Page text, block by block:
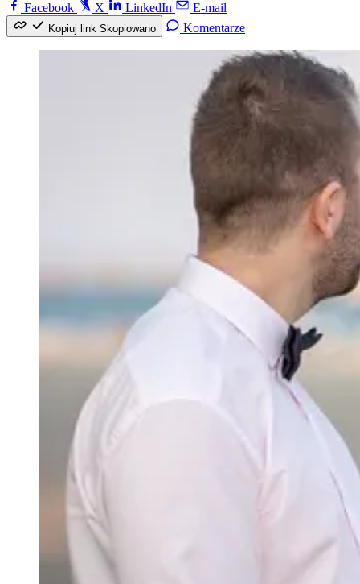
Facebook
X LinkedIn E-mail
Kopiuj link Skopiowano Komentarze